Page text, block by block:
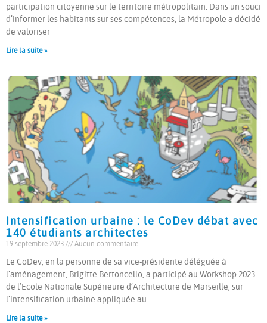
participation citoyenne sur le territoire métropolitain. Dans un souci
d’informer les habitants sur ses compétences, la Métropole a décidé
de valoriser
Lire la suite »
Intensification urbaine : le CoDev débat avec
140 étudiants architectes
19 septembre 2023 Aucun commentaire
Le CoDev, en la personne de sa vice-présidente déléguée à
l’aménagement, Brigitte Bertoncello, a participé au Workshop 2023
de l’Ecole Nationale Supérieure d’Architecture de Marseille, sur
l’intensification urbaine appliquée au
Lire la suite »